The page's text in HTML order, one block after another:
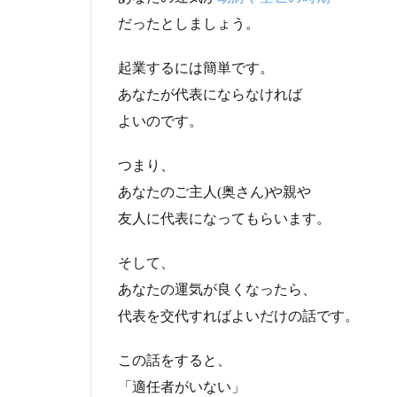
だったとしましょう。
起業するには簡単です。
あなたが代表にならなければ
よいのです。
つまり、
あなたのご主人(奥さん)や親や
友人に代表になってもらいます。
そして、
あなたの運気が良くなったら、
代表を交代すればよいだけの話です。
この話をすると、
「適任者がいない」